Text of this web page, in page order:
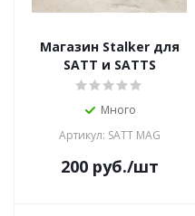
Магазин Stalker для
SATT и SATTS
Много
Артикул: SATT MAG
200руб./шт